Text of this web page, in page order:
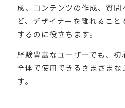
成、コンテンツの作成、質問
ど、デザイナーを離れるこ
するのに役立ちます。
経験豊富なユーザーでも、
全体で使用できるさまざまな
す。